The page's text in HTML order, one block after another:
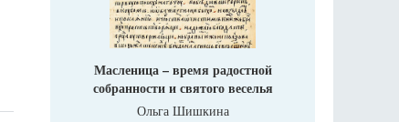
Масленица – время радостной
собранности и святого веселья
Ольга Шишкина